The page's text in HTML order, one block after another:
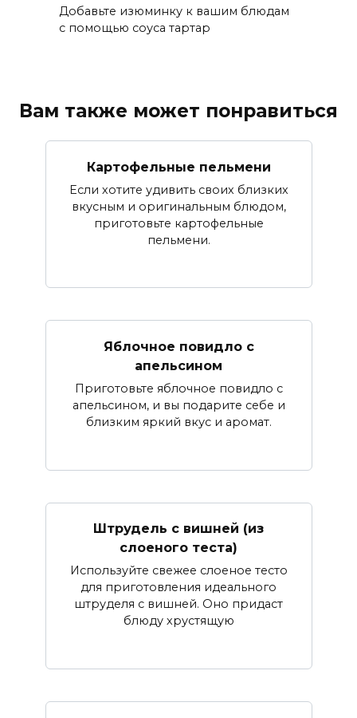
Добавьте изюминку к вашим блюдам
с помощью соуса тартар
Вам также может понравиться
Картофельные пельмени
Если хотите удивить своих близких
вкусным и оригинальным блюдом,
приготовьте картофельные
пельмени.
Яблочное повидло с
апельсином
Приготовьте яблочное повидло с
апельсином, и вы подарите себе и
близким яркий вкус и аромат.
Штрудель с вишней (из
слоеного теста)
Используйте свежее слоеное тесто
для приготовления идеального
штруделя с вишней. Оно придаст
блюду хрустящую